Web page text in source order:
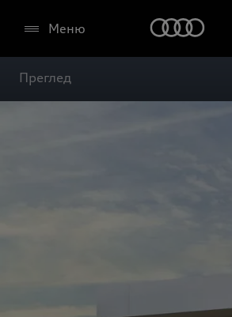
Меню
Преглед